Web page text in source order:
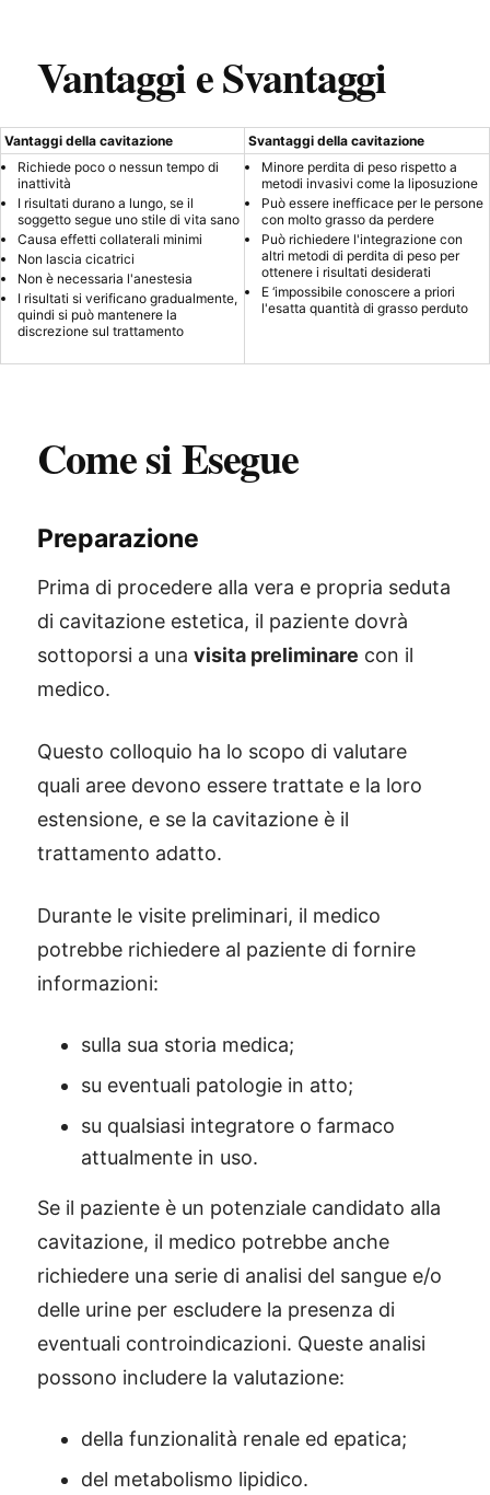
Vantaggi e Svantaggi
Vantaggi della cavitazione
Svantaggi della cavitazione
Richiede poco o nessun tempo di
inattività
I risultati durano a lungo, se il
soggetto segue uno stile di vita sano
Causa effetti collaterali minimi
Non lascia cicatrici
Non è necessaria l'anestesia
I risultati si verificano gradualmente,
quindi si può mantenere la
discrezione sul trattamento
Minore perdita di peso rispetto a
metodi invasivi come la liposuzione
Può essere inefficace per le persone
con molto grasso da perdere
Può richiedere l'integrazione con
altri metodi di perdita di peso per
ottenere i risultati desiderati
E ‘impossibile conoscere a priori
l'esatta quantità di grasso perduto
Come si Esegue
Preparazione
Prima di procedere alla vera e propria seduta
di cavitazione estetica, il paziente dovrà
sottoporsi a una visita preliminare con il
medico.
Questo colloquio ha lo scopo di valutare
quali aree devono essere trattate e la loro
estensione, e se la cavitazione è il
trattamento adatto.
Durante le visite preliminari, il medico
potrebbe richiedere al paziente di fornire
informazioni:
sulla sua storia medica;
su eventuali patologie in atto;
su qualsiasi integratore o farmaco
attualmente in uso.
Se il paziente è un potenziale candidato alla
cavitazione, il medico potrebbe anche
richiedere una serie di analisi del sangue e/o
delle urine per escludere la presenza di
eventuali controindicazioni. Queste analisi
possono includere la valutazione:
della funzionalità renale ed epatica;
del metabolismo lipidico.